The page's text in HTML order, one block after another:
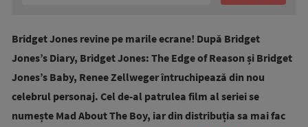
Bridget Jones revine pe marile ecrane! După Bridget
Jones’s Diary, Bridget Jones: The Edge of Reason și Bridget
Jones’s Baby, Renee Zellweger întruchipează din nou
celebrul personaj. Cel de-al patrulea film al seriei se
numește Mad About The Boy, iar din distribuția sa mai fac